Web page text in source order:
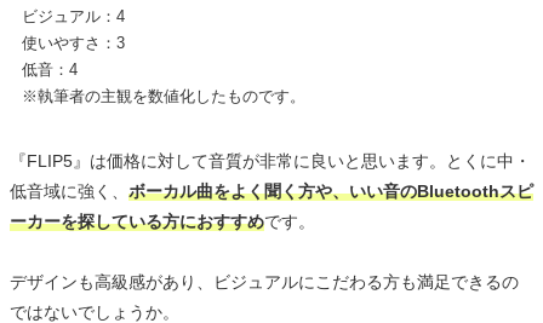
ビジュアル：4
使いやすさ：3
低音：4
※執筆者の主観を数値化したものです。
『FLIP5』は価格に対して音質が非常に良いと思います。とくに中・
低音域に強く、 ボーカル曲をよく聞く方や、いい音のBluetoothスピ
ーカーを探している方におすすめです。
デザインも高級感があり、ビジュアルにこだわる方も満足できるの
ではないでしょうか。